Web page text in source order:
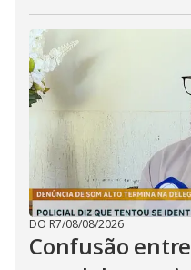
DO R7/08/08/2026
Confusão